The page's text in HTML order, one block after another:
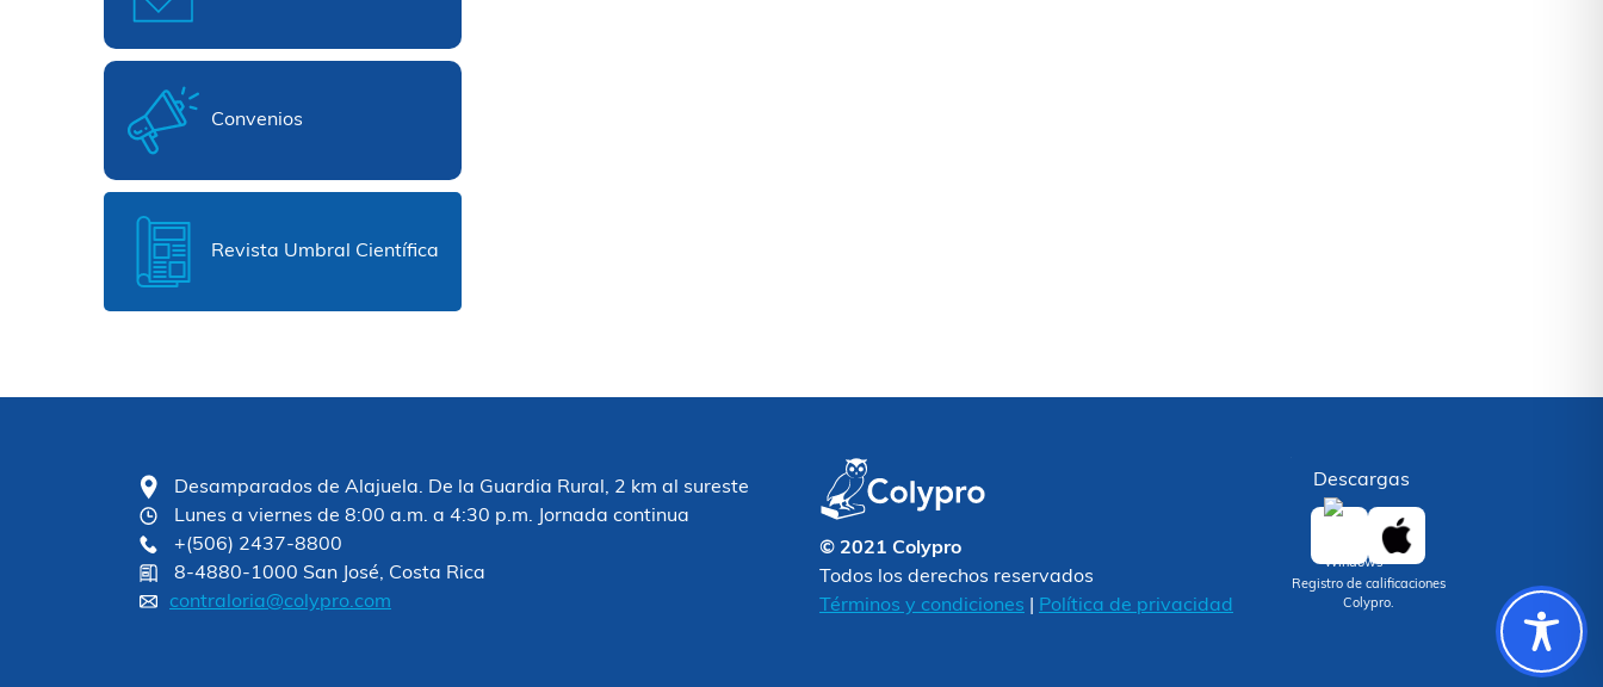
Convenios
Revista Umbral Científica
Desamparados de Alajuela. De la Guardia Rural, 2 km al sureste
Lunes a viernes de 8:00 a.m. a 4:30 p.m. Jornada continua
+(506) 2437-8800
8-4880-1000 San José, Costa Rica
contraloria@colypro.com
© 2021 Colypro
Todos los derechos reservados
Términos y condiciones
Política de privacidad
Descargas
Registro de calificaciones
Colypro.